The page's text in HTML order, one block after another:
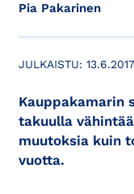
Pia Pakarinen
JULKAISTU: 13.6.2017
Kauppakamarin
takuulla
muutoksia kuin
vuotta.